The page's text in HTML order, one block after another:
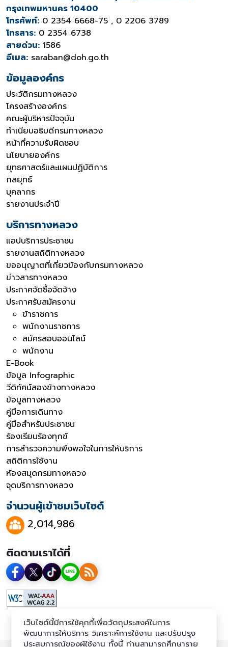
กรุงเทพมหานคร 10400
โทรศัพท์: 0 2354 6668-75 , 0 2206 3789
โทรสาร: 0 2354 6738
สายด่วน: 1586
อีเมล: saraban@doh.go.th
ข้อมูลองค์กร
ประวัติกรมทางหลวง
โครงสร้างองค์กร
คณะผู้บริหารปัจจุบัน
ทำเนียบอธิบดีกรมทางหลวง
หน้าที่ความรับผิดชอบ
นโยบายองค์กร
ยุทธศาสตร์และแผนปฏิบัติการ
กลยุทธ์
บุคลากร
รายงานประจำปี
บริการทางหลวง
แอปบริการประชาชน
รายงานสถิติทางหลวง
ขออนุญาตที่เกี่ยวข้องกับกรมทางหลวง
ข่าวสารทางหลวง
ประกาศจัดซื้อจัดจ้าง
ประกาศรับสมัครงาน
ข้าราชการ
พนักงานราชการ
สมัครสอบออนไลน์
พนักงาน
E-Book
ข้อมูล Infographic
วีดิทัศน์สองข้างทางหลวง
ข้อมูลทางหลวง
คู่มือการเดินทาง
คู่มือสำหรับประชาชน
ร้องเรียนร้องทุกข์
การสำรวจความพึงพอใจในการให้บริการ
สถิติการใช้งาน
ห้องสมุดกรมทางหลวง
จุดบริการทางหลวง
จำนวนผู้เข้าชมเว็บไซต์
2,014,986
ติดตามเราได้ที่
เว็บไซต์นี้มีการใช้คุกกี้เพื่อวัตถุประสงค์ในการ
พัฒนาการให้บริการ วิเคราะห์การใช้งาน และปรับปรุง
ประสบการณ์ของผู้ใช้งาน ทั้งนี้ ท่านสามารถศึกษาราย